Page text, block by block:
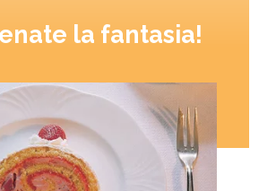
la fantasia!